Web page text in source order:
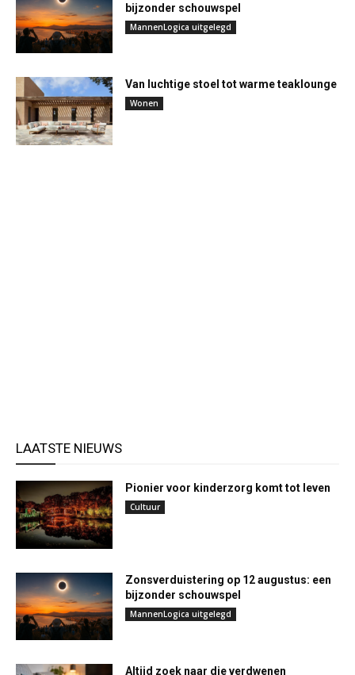
bijzonder schouwspel
MannenLogica uitgelegd
Van luchtige stoel tot warme teaklounge
Wonen
LAATSTE NIEUWS
Pionier voor kinderzorg komt tot leven
Cultuur
Zonsverduistering op 12 augustus: een
bijzonder schouwspel
MannenLogica uitgelegd
Altijd zoek naar die verdwenen